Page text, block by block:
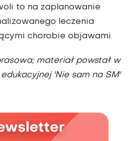
to na zaplanowanie
leczenia
chorobie objawami.
materiał powstał w
'Nie sam na SM'